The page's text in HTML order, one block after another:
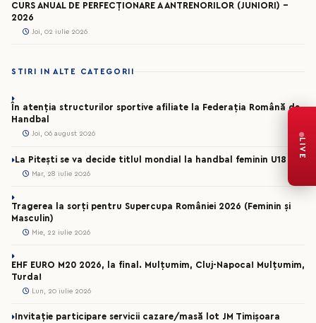
CURS ANUAL DE PERFECȚIONARE A ANTRENORILOR (JUNIORI) -
2026
Joi, 02 iulie 2026
STIRI IN ALTE CATEGORII
În atenția structurilor sportive afiliate la Federația Română de
Handbal
Joi, 06 august 2026
La Pitești se va decide titlul mondial la handbal feminin U18
Mar, 28 iulie 2026
Tragerea la sorți pentru Supercupa României 2026 (Feminin și
Masculin)
Mie, 22 iulie 2026
EHF EURO M20 2026, la final. Mulțumim, Cluj-Napoca! Mulțumim,
Turda!
Lun, 20 iulie 2026
Invitație participare servicii cazare/masă lot JM Timișoara
LIVE